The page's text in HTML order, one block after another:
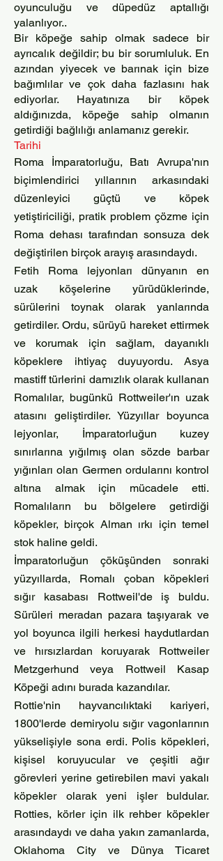
oyunculuğu ve düpedüz aptallığı
yalanlıyor..
Bir köpeğe sahip olmak sadece bir
ayrıcalık değildir; bu bir sorumluluk. En
azından yiyecek ve barınak için bize
bağımlılar ve çok daha fazlasını hak
ediyorlar. Hayatınıza bir köpek
aldığınızda, köpeğe sahip olmanın
getirdiği bağlılığı anlamanız gerekir.
Tarihi
Roma İmparatorluğu, Batı Avrupa'nın
biçimlendirici yıllarının arkasındaki
düzenleyici güçtü ve köpek
yetiştiriciliği, pratik problem çözme için
Roma dehası tarafından sonsuza dek
değiştirilen birçok arayış arasındaydı.
Fetih Roma lejyonları dünyanın en
uzak köşelerine yürüdüklerinde,
sürülerini toynak olarak yanlarında
getirdiler. Ordu, sürüyü hareket ettirmek
ve korumak için sağlam, dayanıklı
köpeklere ihtiyaç duyuyordu. Asya
mastiff türlerini damızlık olarak kullanan
Romalılar, bugünkü Rottweiler'ın uzak
atasını geliştirdiler. Yüzyıllar boyunca
lejyonlar, İmparatorluğun kuzey
sınırlarına yığılmış olan sözde barbar
yığınları olan Germen ordularını kontrol
altına almak için mücadele etti.
Romalıların bu bölgelere getirdiği
köpekler, birçok Alman ırkı için temel
stok haline geldi.
İmparatorluğun çöküşünden sonraki
yüzyıllarda, Romalı çoban köpekleri
sığır kasabası Rottweil'de iş buldu.
Sürüleri meradan pazara taşıyarak ve
yol boyunca ilgili herkesi haydutlardan
ve hırsızlardan koruyarak Rottweiler
Metzgerhund veya Rottweil Kasap
Köpeği adını burada kazandılar.
Rottie'nin hayvancılıktaki kariyeri,
1800'lerde demiryolu sığır vagonlarının
yükselişiyle sona erdi. Polis köpekleri,
kişisel koruyucular ve çeşitli ağır
görevleri yerine getirebilen mavi yakalı
köpekler olarak yeni işler buldular.
Rotties, körler için ilk rehber köpekler
arasındaydı ve daha yakın zamanlarda,
Oklahoma City ve Dünya Ticaret